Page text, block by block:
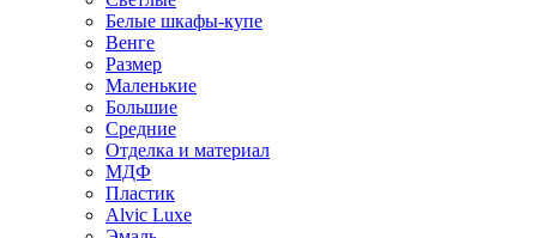
Белые шкафы-купе
Венге
Размер
Маленькие
Большие
Средние
Отделка и материал
МДФ
Пластик
Alvic Luxe